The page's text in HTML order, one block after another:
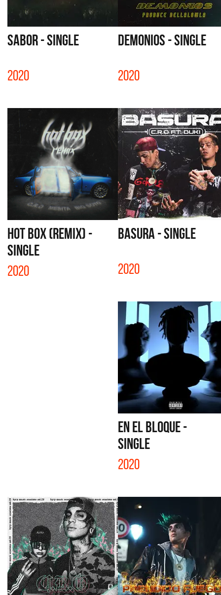
SABOR - SINGLE
2020
DEMONIOS - SINGLE
2020
HOT BOX (REMIX) -
SINGLE
2020
BASURA - SINGLE
2020
EN EL BLOQUE -
SINGLE
2020